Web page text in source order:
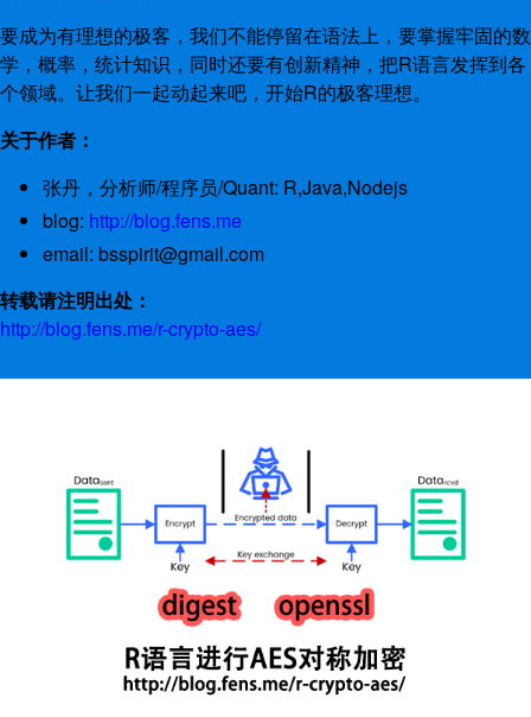
要成为有理想的极客，我们不能停留在语法上，要掌握牢固的数
学，概率，统计知识，同时还要有创新精神，把R语言发挥到各
个领域。让我们一起动起来吧，开始R的极客理想。
关于作者：
张丹，分析师/程序员/Quant: R,Java,Nodejs
blog: http://blog.fens.me
email: bsspirit@gmail.com
转载请注明出处：
http://blog.fens.me/r-crypto-aes/